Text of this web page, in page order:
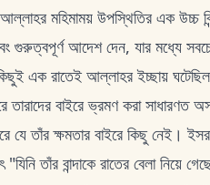
আল্লাহর মহিমাময় উপস্থিতির এক উচ্চ
আদেশ দেন, যার মধ্যে
এক রাতেই আল্লাহর ইচ্ছায়
বাইরে ভ্রমণ করা সাধারণত
যে তাঁর ক্ষমতার বাইরে কিছু নেই।
"যিনি তাঁর বান্দাকে রাতের বেলা